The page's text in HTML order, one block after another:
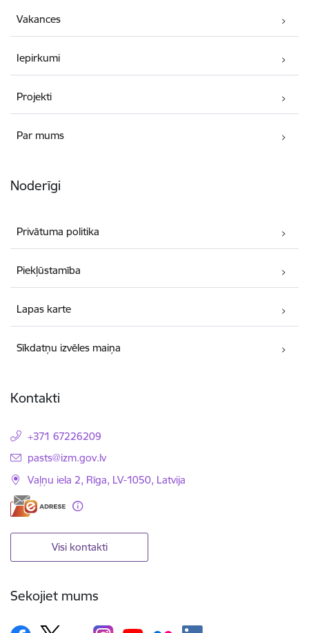
Vakances
Iepirkumi
Projekti
Par mums
Noderīgi
Privātuma politika
Piekļūstamība
Lapas karte
Sīkdatņu izvēles maiņa
Kontakti
+371 67226209
E-pasts:
pasts@izm.gov.lv
Vaļņu iela 2, Rīga, LV-1050, Latvija
Visi kontakti
Sekojiet mums